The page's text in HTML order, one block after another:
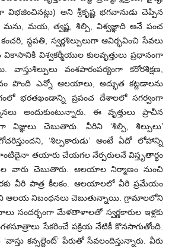
విభజించినట్లు) అని శ్రీకృష్ణ భగవానుడు చెప్పిన
మయ, త్వష్ణ, శిల్పి, విశ్వజ్ఞాది అనే పంచ
స్థపతి, స్వర్ణశిల్పులుగా ఆవిర్భవించి సేవలు
విశ్వకర్మీయుల కులవృత్తులు ప్రధానంగా
వంశపారంపర్యంగా కఠోరశిక్షణ,
పొంది ఎన్నో ఆలయాలు, అద్భుత కట్టడాలను
భరతఖండాన్ని ప్రపంచ దేశాలలో సగర్వంగా
అందుకుంటున్నారు. ఈ వృత్తులు ప్రాచీన
విజ్ఞులు చెబుతారు. వీరిని ‘శిల్పి, శిల్పులు’
‘శిల్పకారుడు’ అంటే ఏదో లోహాన్ని
తయారు చేయగల నేర్పరులనే విస్తృతార్థం
వారు చెబుతారు. ఆలయాల నిర్మాణం నుంచి
వీరి పాత్ర కీలకం. ఆలయాలలో వీరి ప్రమేయం
ఆలయ నిబంధనలు చెబుతున్నాయి. గ్రామాలలోని
మేళతాళాలతో స్వర్ణకారుల ఇళ్లకు
సేకరించే పక్రియ నేటికీ కొనసాగుతోంది.
కన్సల్టెంట్‌’ ‌పేరుతో సేవలందిస్తున్నారు. వీరు